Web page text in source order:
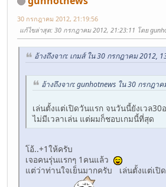
30 กรกฎาคม 2012, 21:19:56
แก้ไขล่าสุด: 30 กรกฎาคม 2012, 21:23:11 โดย
อ้างถึงจาก: เกมส์ ใน 30 กรกฎาคม 2012,
อ้างถึงจาก: gunhotnews ใน 30 กรกฎา
เล่นตั้งแต่เปิดวันแรก จนวันนี้ยังเวล30
ไม่มีเวลาเล่น แต่ผมก็ชอบเกมนี้ที่สุด
โอ้..+1ให้ครับ
เจอคนรุ่นแรกๆ 1คนแล้ว
แต่ว่าท่านใจเย็นมากครับ เล่นตั้งแต่เ